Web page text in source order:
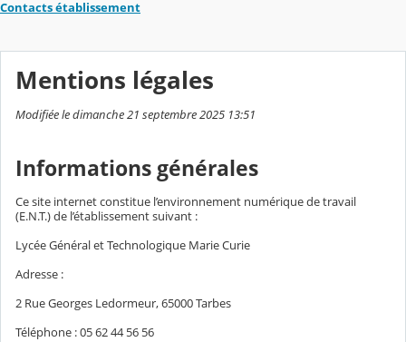
Contacts établissement
Mentions légales
Modifiée le dimanche 21 septembre 2025 13:51
Informations générales
Ce site internet constitue l’environnement numérique de travail
(E.N.T.) de l’établissement suivant :
Lycée Général et Technologique Marie Curie
Adresse :
2 Rue Georges Ledormeur, 65000 Tarbes
Téléphone : 05 62 44 56 56